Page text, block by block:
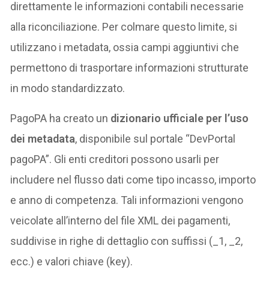
direttamente le informazioni contabili necessarie
alla riconciliazione. Per colmare questo limite, si
utilizzano i metadata, ossia campi aggiuntivi che
permettono di trasportare informazioni strutturate
in modo standardizzato.
PagoPA ha creato un dizionario ufficiale per l’uso
dei metadata, disponibile sul portale “DevPortal
pagoPA”. Gli enti creditori possono usarli per
includere nel flusso dati come tipo incasso, importo
e anno di competenza. Tali informazioni vengono
veicolate all’interno del file XML dei pagamenti,
suddivise in righe di dettaglio con suffissi (_1, _2,
ecc.) e valori chiave (key).